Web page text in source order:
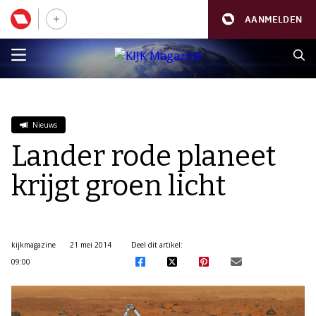
AANMELDEN
Nieuws
Lander rode planeet
krijgt groen licht
kijkmagazine
21 mei 2014
09:00
Deel dit artikel: